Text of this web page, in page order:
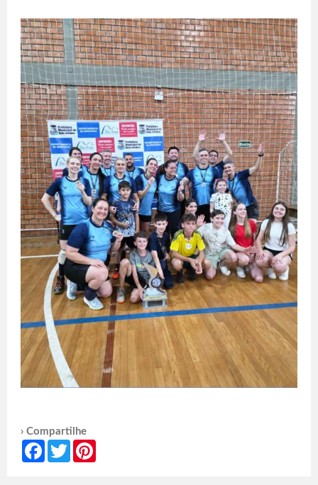
› Compartilhe
FacebookTwitter